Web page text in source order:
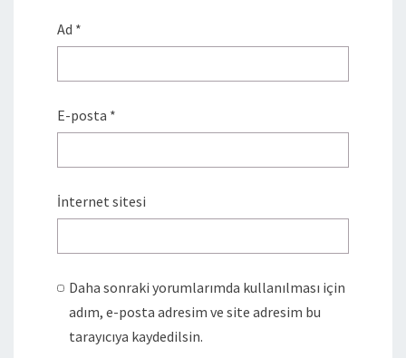
Ad *
E-posta *
İnternet sitesi
Daha sonraki yorumlarımda kullanılması için
adım, e-posta adresim ve site adresim bu
tarayıcıya kaydedilsin.